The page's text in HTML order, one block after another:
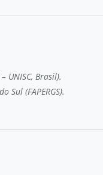
UNISC, Brasil).
Sul (FAPERGS).